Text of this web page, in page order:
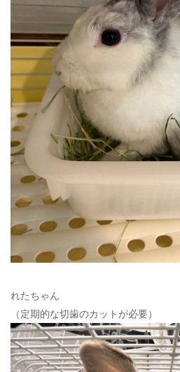
れたちゃん
（定期的な切歯のカットが必要）